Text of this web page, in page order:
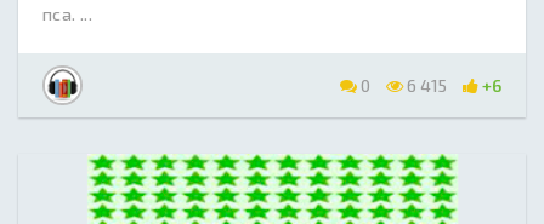
пса. ...
0 6 415 +6